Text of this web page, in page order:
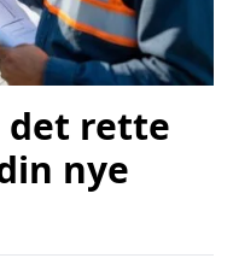
det rette
nye